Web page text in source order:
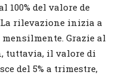
del valore de
rilevazione inizia a
Grazie al
tuttavia, il valore di
del 5% a trimestre,